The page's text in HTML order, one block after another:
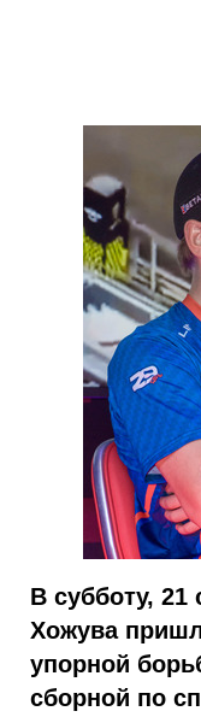
В субботу, 21
Хожува
упорной
сборной по